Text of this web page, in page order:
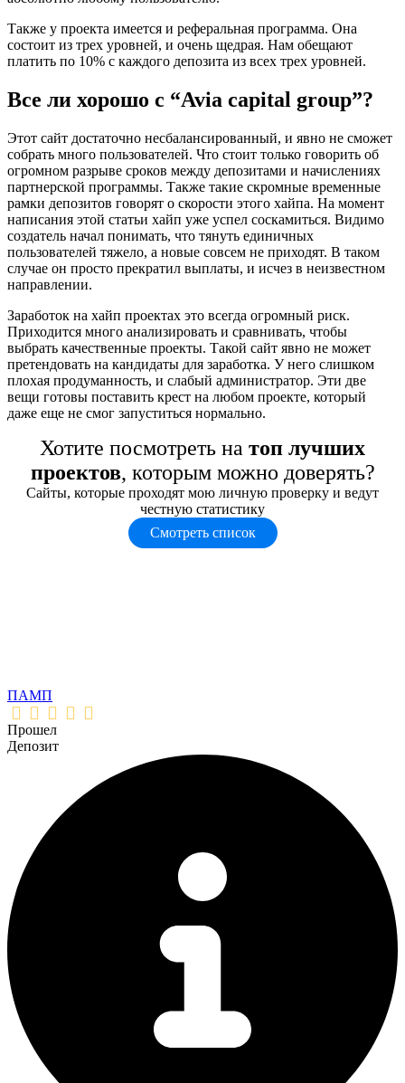
Также у проекта имеется и реферальная программа. Она
состоит из трех уровней, и очень щедрая. Нам обещают
платить по 10% с каждого депозита из всех трех уровней.
Все ли хорошо с “Avia capital group”?
Этот сайт достаточно несбалансированный, и явно не сможет
собрать много пользователей. Что стоит только говорить об
огромном разрыве сроков между депозитами и начислениях
партнерской программы. Также такие скромные временные
рамки депозитов говорят о скорости этого хайпа. На момент
написания этой статьи хайп уже успел соскамиться. Видимо
создатель начал понимать, что тянуть единичных
пользователей тяжело, а новые совсем не приходят. В таком
случае он просто прекратил выплаты, и исчез в неизвестном
направлении.
Заработок на хайп проектах это всегда огромный риск.
Приходится много анализировать и сравнивать, чтобы
выбрать качественные проекты. Такой сайт явно не может
претендовать на кандидаты для заработка. У него слишком
плохая продуманность, и слабый администратор. Эти две
вещи готовы поставить крест на любом проекте, который
даже еще не смог запуститься нормально.
Хотите посмотреть на топ лучших
проектов, которым можно доверять?
Сайты, которые проходят мою личную проверку и ведут
честную статистику
Смотреть список
ПАМП
Прошел
Депозит